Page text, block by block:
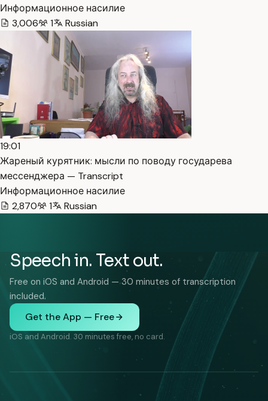
Информационное насилие
3,006
1 Russian
19:01
Жареный курятник: мысли по поводу государева
мессенджера — Transcript
Информационное насилие
2,870
1 Russian
Speech in. Text out.
Free on iOS and Android — 30 minutes of transcription
included.
Get the App — Free
iOS and Android. 30 minutes free, no card.